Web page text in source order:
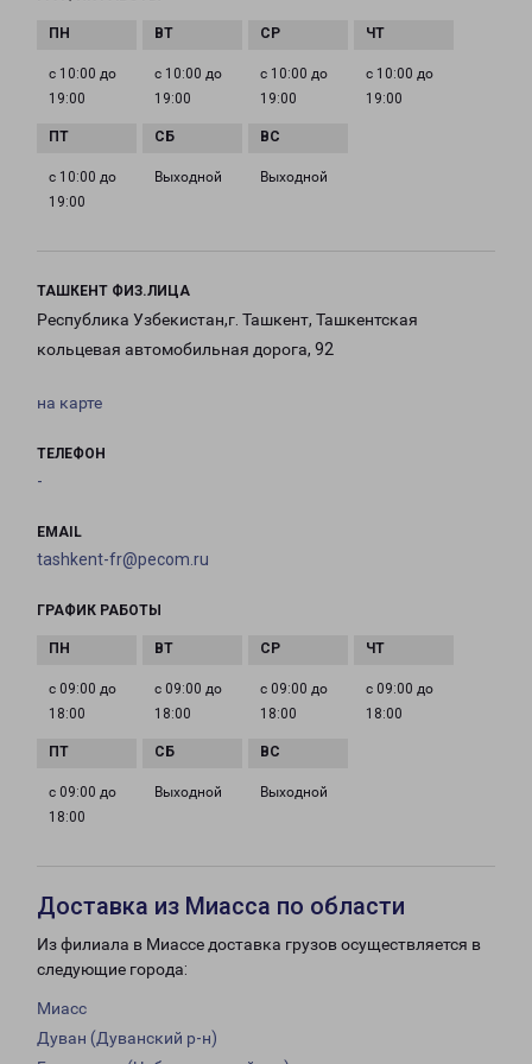
с 10:00 до
19:00
с 10:00 до
19:00
с 10:00 до
19:00
с 10:00 до
19:00
с 10:00 до
19:00
Выходной Выходной
ТАШКЕНТ ФИЗ.ЛИЦА
Республика Узбекистан,г. Ташкент, Ташкентская
кольцевая автомобильная дорога, 92
на карте
ТЕЛЕФОН
-
EMAIL
tashkent-fr@pecom.ru
ГРАФИК РАБОТЫ
с 09:00 до
18:00
с 09:00 до
18:00
с 09:00 до
18:00
с 09:00 до
18:00
с 09:00 до
18:00
Выходной Выходной
Доставка из Миасса по области
Из филиала в Миассе доставка грузов осуществляется в
следующие города:
Миасс
Дуван (Дуванский р-н)